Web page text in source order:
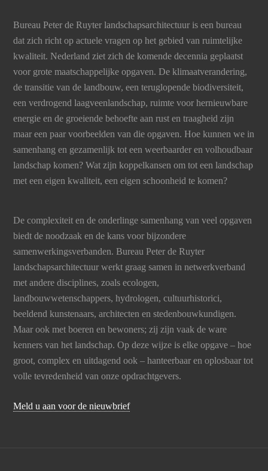
Bureau Peter de Ruyter landschapsarchitectuur is een bureau
dat zich richt op actuele vragen op het gebied van ruimtelijke
kwaliteit. Nederland ziet zich de komende decennia geplaatst
voor grote maatschappelijke opgaven. De klimaatverandering,
de transitie van de landbouw, een teruglopende biodiversiteit,
een verdrogend laagveenlandschap, ruimte voor hernieuwbare
energie en de groeiende behoefte aan rust en traagheid zijn
maar een paar voorbeelden van die opgaven. Hoe kunnen we in
samenhang en gezamenlijk tot een weerbaarder en volhoudbaar
landschap komen? Wat zijn koppelkansen om tot een landschap
met een eigen kwaliteit, een eigen schoonheid te komen?
De complexiteit en de onderlinge samenhang van veel opgaven
biedt de noodzaak en de kans voor bijzondere
samenwerkingsverbanden. Bureau Peter de Ruyter
landschapsarchitectuur werkt graag samen in netwerkverband
met andere disciplines, zoals ecologen,
landbouwwetenschappers, hydrologen, cultuurhistorici,
beeldend kunstenaars, architecten en stedenbouwkundigen.
Maar ook met boeren en bewoners; zij zijn vaak de ware
kenners van het landschap. Op deze wijze is elke opgave – hoe
groot, complex en uitdagend ook – hanteerbaar en oplosbaar tot
volle tevredenheid van onze opdrachtgevers.
Meld u aan voor de nieuwbrief